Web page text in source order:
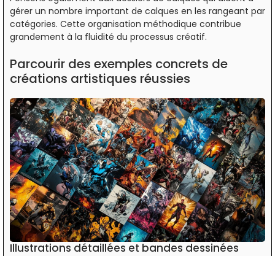
gérer un nombre important de calques en les rangeant par
catégories. Cette organisation méthodique contribue
grandement à la fluidité du processus créatif.
Parcourir des exemples concrets de
créations artistiques réussies
Illustrations détaillées et bandes dessinées